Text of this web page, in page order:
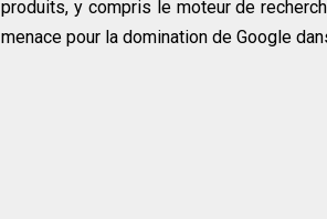
produits, y compris le moteur de
menace pour la domination de Google